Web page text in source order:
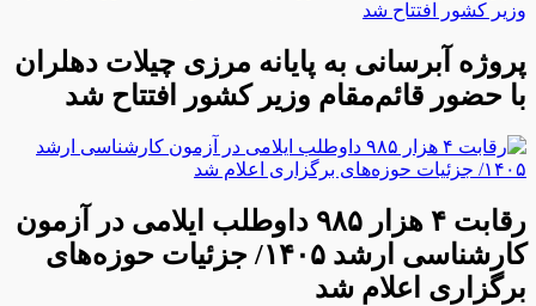
پروژه آبرسانی به پایانه مرزی چیلات دهلران
با حضور قائم‌مقام وزیر کشور افتتاح شد
رقابت ۴ هزار ۹۸۵ داوطلب ایلامی در آزمون
کارشناسی ارشد ۱۴۰۵/ جزئیات حوزه‌های
برگزاری اعلام شد